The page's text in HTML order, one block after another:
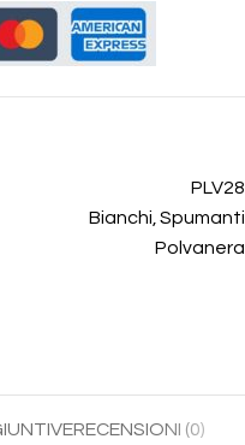
PLV28
Bianchi Spumanti
Polvanera
RECENSIONI (0)